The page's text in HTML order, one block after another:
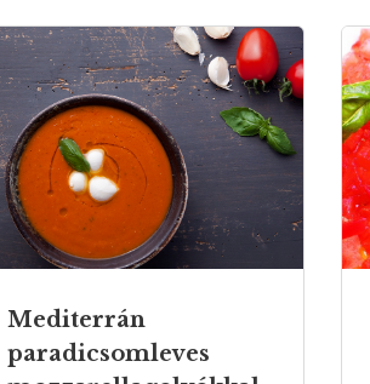
Mediterrán
paradicsomleves